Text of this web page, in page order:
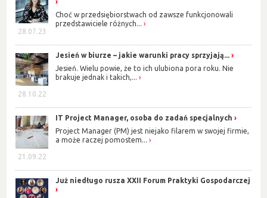
28.07.23
Choć w przedsiębiorstwach od zawsze funkcjonowali
przedstawiciele różnych...
28.10.22
Jesień w biurze – jakie warunki pracy sprzyjają...
Jesień. Wielu powie, że to ich ulubiona pora roku. Nie
brakuje jednak i takich,...
21.09.22
IT Project Manager, osoba do zadań specjalnych
Project Manager (PM) jest niejako filarem w swojej firmie,
a może raczej pomostem...
Już niedługo rusza XXII Forum Praktyki Gospodarczej